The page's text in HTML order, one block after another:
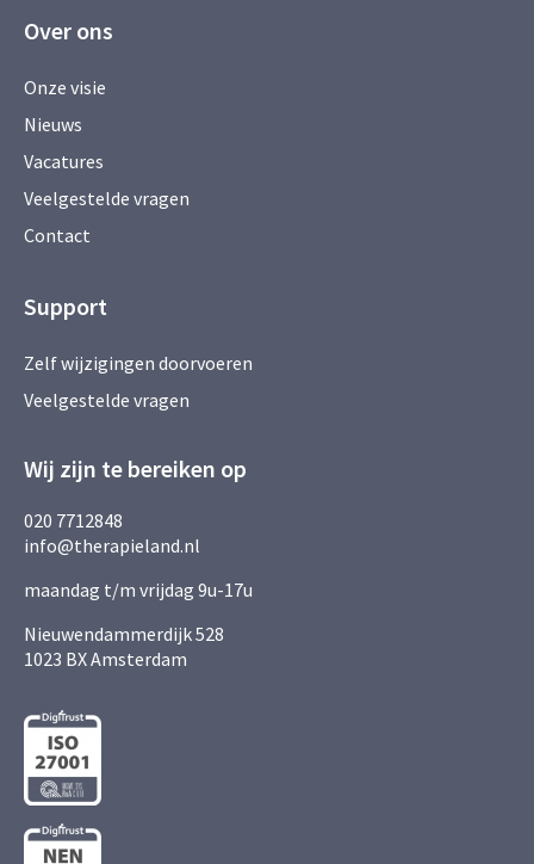
Over ons
Onze visie
Nieuws
Vacatures
Veelgestelde vragen
Contact
Support
Zelf wijzigingen doorvoeren
Veelgestelde vragen
Wij zijn te bereiken op
020 7712848
info@therapieland.nl
maandag t/m vrijdag 9u-17u
Nieuwendammerdijk 528
1023 BX Amsterdam